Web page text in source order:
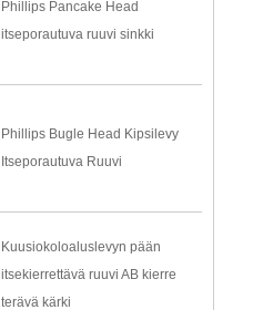
Phillips Pancake Head
itseporautuva ruuvi sinkki
Phillips Bugle Head Kipsilevy
Itseporautuva Ruuvi
Kuusiokoloaluslevyn pään
itsekierrettävä ruuvi AB kierre
terävä kärki